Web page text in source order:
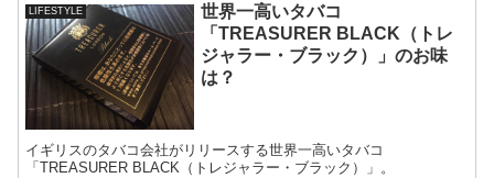
LIFESTYLE
世界一高いタバコ
「TREASURER BLACK（トレ
ジャラー・ブラック）」のお味
は？
イギリスのタバコ会社がリリースする世界一高いタバコ
「TREASURER BLACK（トレジャラー・ブラック）」。